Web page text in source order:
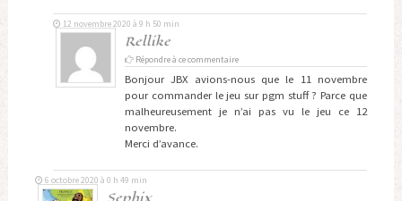
Rellike
12 novembre 2020 à 9 h 50 min
Répondre à ce commentaire
Bonjour JBX avions-nous que le 11 novembre
pour commander le jeu sur pgm stuff ? Parce que
malheureusement je n’ai pas vu le jeu ce 12
novembre.
Merci d’avance.
6 octobre 2020 à 0 h 49 min